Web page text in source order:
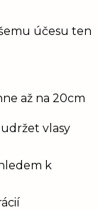
účesu ten
až na 20cm
vlasy
k